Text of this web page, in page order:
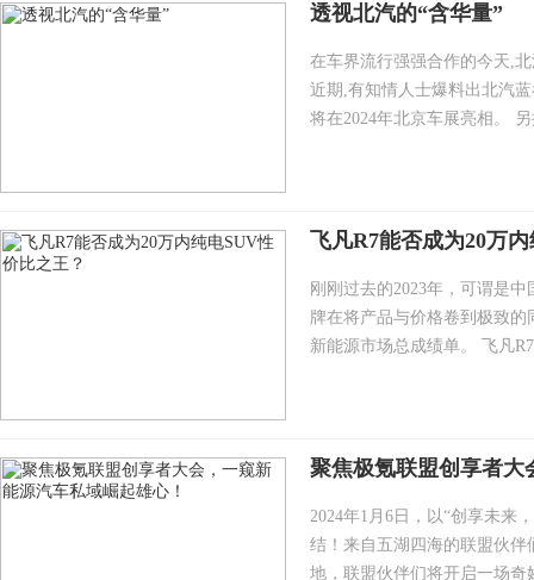
透视北汽的“含华量”
在车界流行强强合作的今天,
近期,有知情人士爆料出北汽
将在2024年北京车展亮相。
飞凡R7能否成为20万
刚刚过去的2023年，可谓是
牌在将产品与价格卷到极致的
新能源市场总成绩单。 飞凡
聚焦极氪联盟创享者大
2024年1月6日，以“创享未来
结！来自五湖四海的联盟伙
地，联盟伙伴们将开启一场奇